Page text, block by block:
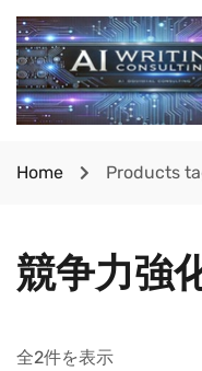
Home Products
競争力強
全2件を表示